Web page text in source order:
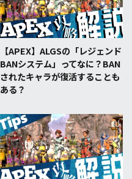
【APEX】ALGSの「レジェンド
BANシステム」ってなに？BAN
されたキャラが復活することも
ある？